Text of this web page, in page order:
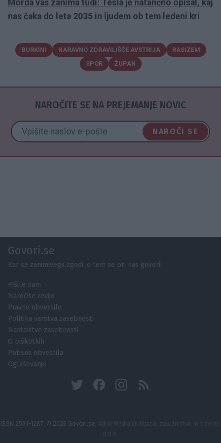
Morda vas zanima tudi: Tesla je natančno opisal, kaj
nas čaka do leta 2035 in ljudem ob tem ledeni kri
BURKINI NARAVNO ZDRAVILIŠČE AVSTRIJA
RASIZEM
SPOR
ŽUPAN
NAROČITE SE NA PREJEMANJE NOVIC
NAROČI SE
Govori.se
Kar se zanimivega zgodi, o tem se pri nas govori!
Pišite nam
Naročite revijo
Pravno obvestilo
Politika varstva zasebnosti
Nastavitve zasebnosti
O piškotkih
Potisna obvestila
Oglaševanje
ISSN 2591-1287, © 2026 Govori.se,